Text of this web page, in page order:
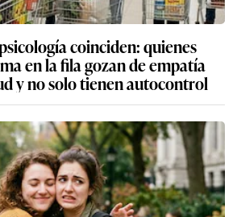
coinciden: quienes
en la fila gozan de empatía
y no solo tienen autocontrol